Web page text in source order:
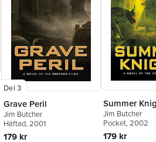
Del 3
Grave Peril
Jim Butcher
Häftad, 2001
179 kr
Summer
Jim Butcher
Pocket, 2002
179 kr